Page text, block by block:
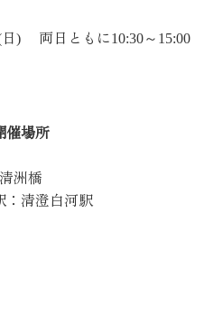
日) 両日ともに10:30～15:00
催場所
清洲橋
：清澄白河駅